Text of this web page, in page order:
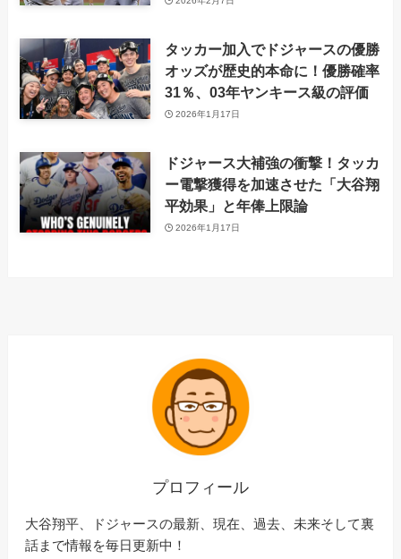
タッカー加入でドジャースの優勝
オッズが歴史的本命に！優勝確率
31％、03年ヤンキース級の評価
2026年1月17日
ドジャース大補強の衝撃！タッカ
ー電撃獲得を加速させた「大谷翔
平効果」と年俸上限論
2026年1月17日
プロフィール
大谷翔平、ドジャースの最新、現在、過去、未来そして裏
話まで情報を毎日更新中！